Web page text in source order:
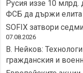
Русия иззе 10 млрд.
ФСБ да държи елита
SOFIX затвори
07.08.2026
В. Нейков:
гражданския и